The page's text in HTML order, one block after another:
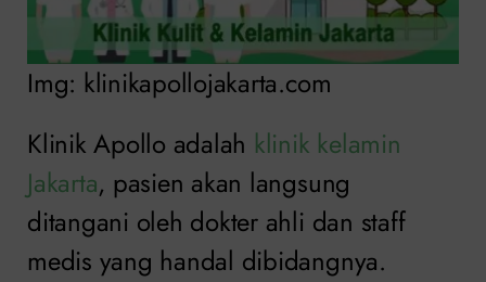
Img: klinikapollojakarta.com
Klinik Apollo adalah klinik kelamin
Jakarta, pasien akan langsung
ditangani oleh dokter ahli dan staff
medis yang handal dibidangnya.